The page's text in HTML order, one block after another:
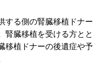
する側の腎臓移植ドナ
腎臓移植を受ける方と
移植ドナーの後遺症や